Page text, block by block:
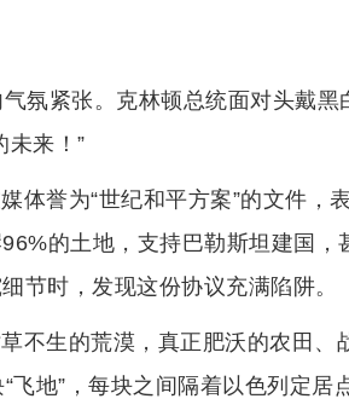
氛紧张。克林顿总统面对头戴黑
未来！”
体誉为“世纪和平方案”的文件，
的土地，支持巴勒斯坦建国，
节时，发现这份协议充满陷阱。
不生的荒漠，真正肥沃的农田、
飞地”，每块之间隔着以色列定居